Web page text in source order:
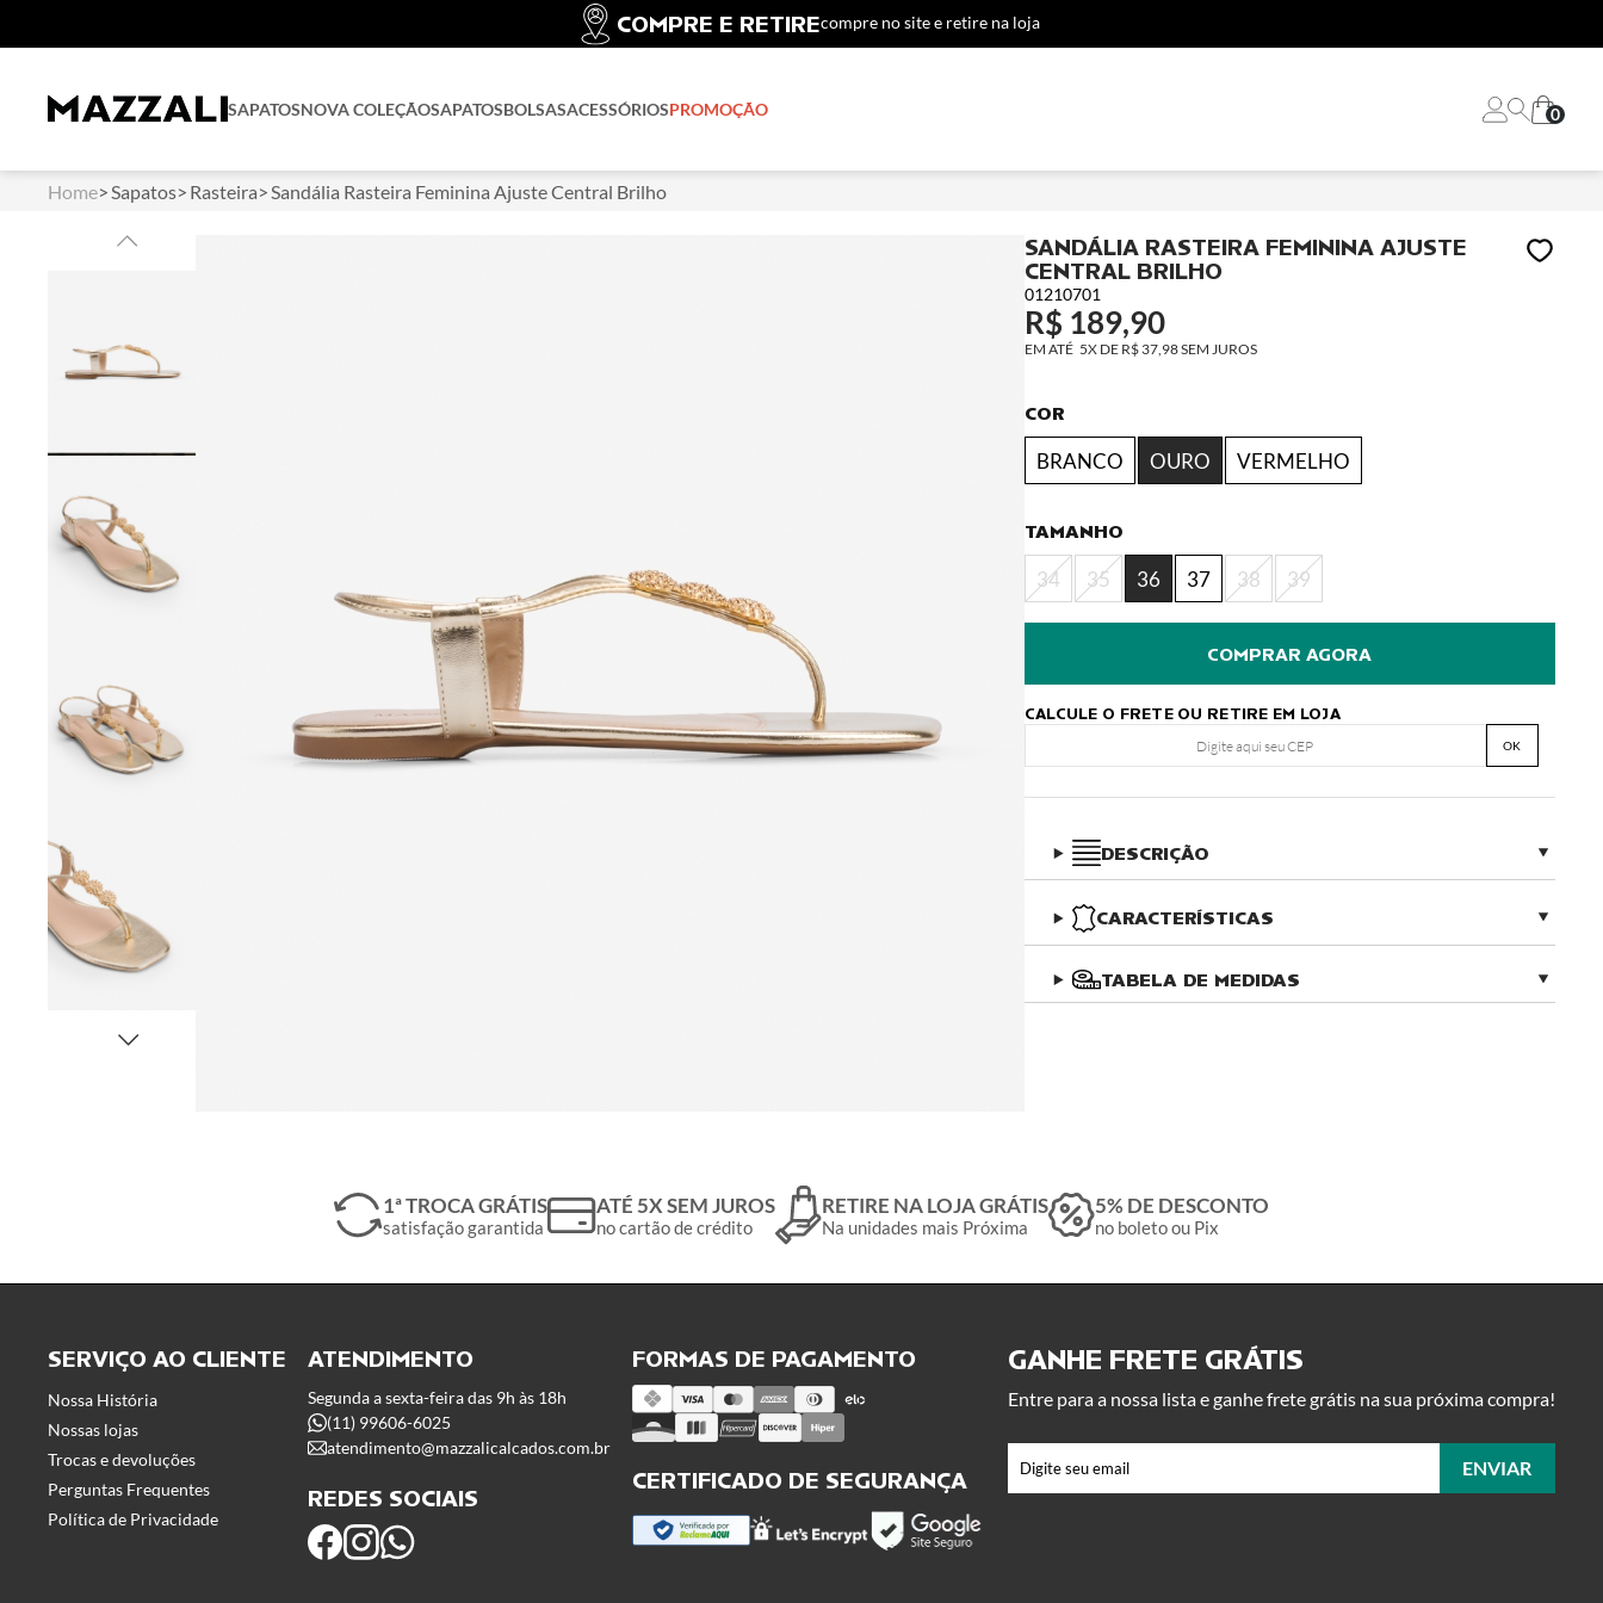
COMPRE E RETIREcompre no site e retire na loja
SAPATOSNOVA COLEÇÃOSAPATOSBOLSASACESSÓRIOSPROMOÇÃO 0
Home Sapatos Rasteira Sandália Rasteira Feminina Ajuste Central Brilho
SANDÁLIA RASTEIRA FEMININA AJUSTE
CENTRAL BRILHO
01210701
R$ 189,90
5X DE R$ 37,98SEM JUROS
COR
BRANCO OURO VERMELHO
TAMANHO
34 35 36 37 38 39
CALCULE O FRETE OU RETIRE EM LOJA
OK
DESCRIÇÃO
CARACTERÍSTICAS
TABELA DE MEDIDAS
1ª TROCA GRÁTIS
satisfação garantida
ATÉ 5X SEM JUROS
no cartão de crédito
RETIRE NA LOJA GRÁTIS
Na unidades mais Próxima
5% DE DESCONTO
no boleto ou Pix
SERVIÇO AO CLIENTE
Nossa História
Nossas lojas
Trocas e devoluções
Perguntas Frequentes
Política de Privacidade
ATENDIMENTO
Segunda a sexta-feira das 9h às 18h
(11) 99606-6025
atendimento@mazzalicalcados.com.br
REDES SOCIAIS
FORMAS DE PAGAMENTO
CERTIFICADO DE SEGURANÇA
GANHE FRETE GRÁTIS ​
Entre para a nossa lista e ganhe frete grátis na sua próxima compra!
ENVIAR